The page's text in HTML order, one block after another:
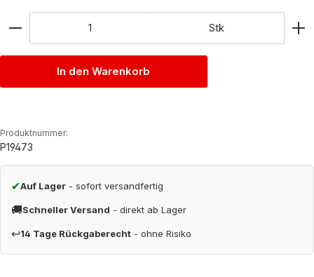
Stk
In den Warenkorb
Produktnummer:
P19473
✔Auf Lager - sofort versandfertig
🚚Schneller Versand - direkt ab Lager
↩14 Tage Rückgaberecht - ohne Risiko